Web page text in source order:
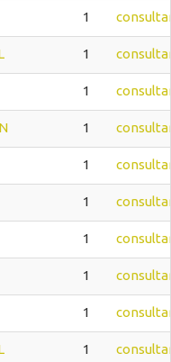
1
1
1
1
1
1
1
1
1
1